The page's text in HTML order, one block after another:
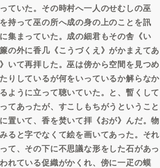
ていた。その時村へ一人のせむしの巫
持って巫の所へ成の身の上のことを訊
集まっていた。成の細君もその舎《い
の外に香几《こうづくえ》がかまえてあ
いて再拝した。巫は傍から空間を見つめ
りしているが何をいっているか解らなか
ように立って聴いていた。と、暫くして
てあったが、すこしもちがうということ
置いて、香を焚いて拝《おが》んだ。物
ると字でなくて絵を画いてあった。それ
て、その下に不思議な形をした石があっ
れている促織がかくれ、傍に一疋の蟆